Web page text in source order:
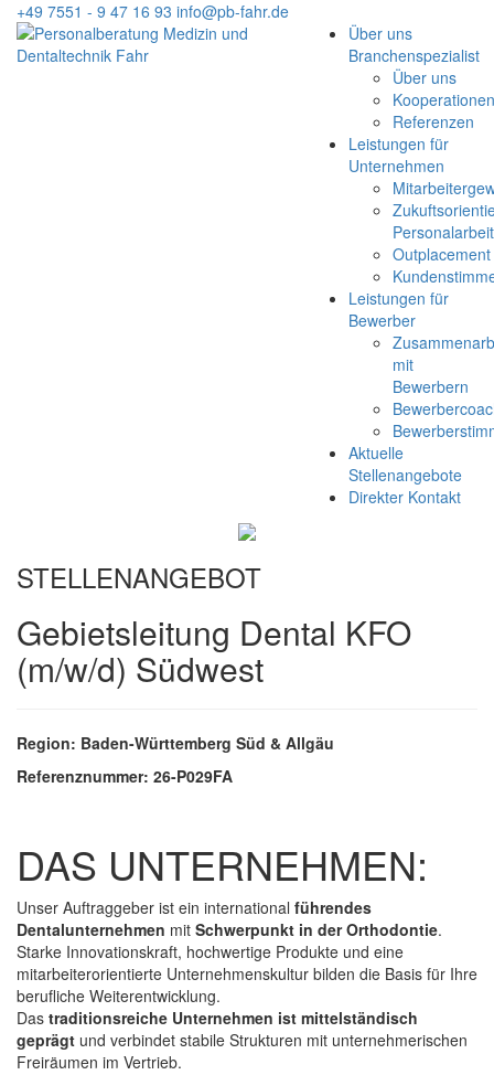
+49 7551 - 9 47 16 93 info@pb-fahr.de
Über uns
Branchenspezialist
Über uns
Referenzen
Leistungen für
Unternehmen
Personalarbeit
Outplacement
Leistungen für
Bewerber
mit
Bewerbern
Aktuelle
Stellenangebote
Direkter Kontakt
STELLENANGEBOT
Gebietsleitung Dental KFO
(m/w/d) Südwest
Region: Baden-Württemberg Süd & Allgäu
Referenznummer: 26-P029FA
DAS UNTERNEHMEN:
Unser Auftraggeber ist ein international führendes
Dentalunternehmen mit Schwerpunkt in der Orthodontie.
Starke Innovationskraft, hochwertige Produkte und eine
mitarbeiterorientierte Unternehmenskultur bilden die Basis für Ihre
berufliche Weiterentwicklung.
Das traditionsreiche Unternehmen ist mittelständisch
geprägt und verbindet stabile Strukturen mit unternehmerischen
Freiräumen im Vertrieb.